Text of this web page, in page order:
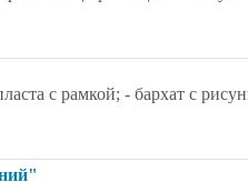
с рамкой; - бархат с